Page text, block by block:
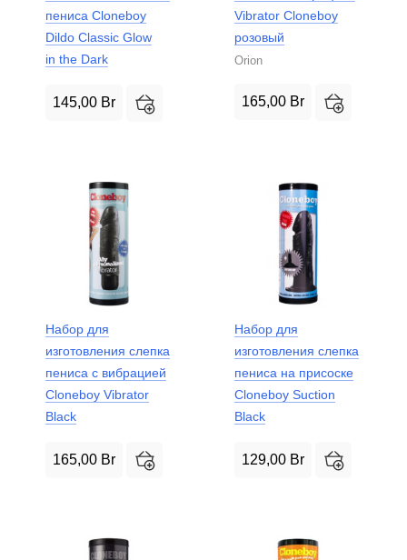
пениса Cloneboy
Dildo Classic Glow
in the Dark
145,00 Br
Vibrator Cloneboy
розовый
Orion
165,00 Br
Набор для
изготовления слепка
пениса с вибрацией
Cloneboy Vibrator
Black
165,00 Br
Набор для
изготовления слепка
пениса на присоске
Cloneboy Suction
Black
129,00 Br